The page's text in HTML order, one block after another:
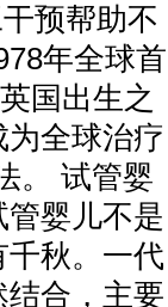
预帮助不
年全球首
国出生之
全球治疗
。 试管婴
管婴儿不是
秋。一代
合，主要